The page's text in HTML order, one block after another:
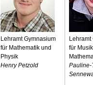
Lehramt Gymnasium
für Mathematik und
Physik
Henry Petzold
Lehramt
für
Pauline-